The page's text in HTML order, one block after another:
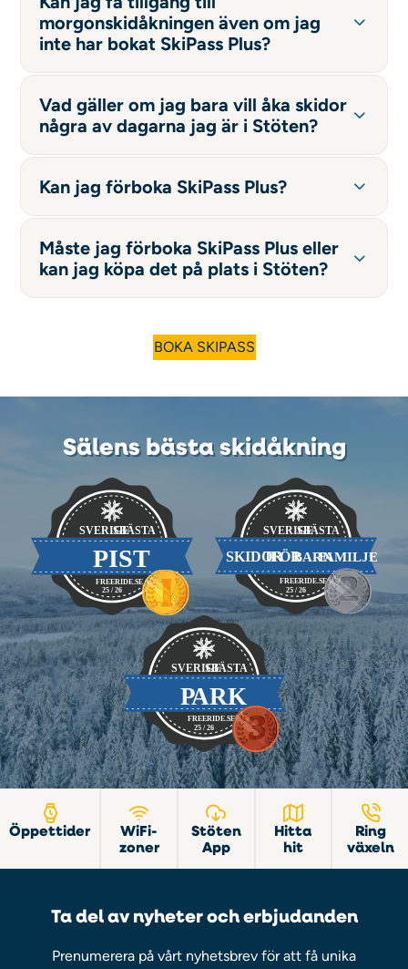
morgonskidåkningen även om jag
inte har bokat SkiPass Plus?
Vad gäller om jag bara vill åka skidor
några av dagarna jag är i Stöten?
Kan jag förboka SkiPass Plus?
Måste jag förboka SkiPass Plus eller
kan jag köpa det på plats i Stöten?
BOKA SKIPASS
Sälens bästa skidåkning
Öppettider
WiFi-
zoner
Stöten
App
Hitta
hit
Ring
växeln
Ta del av nyheter och erbjudanden
Prenumerera på vårt nyhetsbrev för att få unika